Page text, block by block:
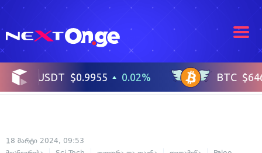
18 მარტი 2024, 09:53